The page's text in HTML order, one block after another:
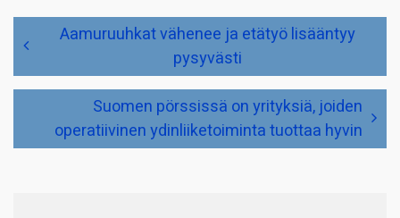
Artikkelien
selaus
Aamuruuhkat vähenee ja etätyö lisääntyy
pysyvästi
Suomen pörssissä on yrityksiä, joiden
operatiivinen ydinliiketoiminta tuottaa hyvin